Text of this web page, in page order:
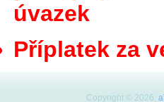
úvazek
Příplatek za
Copyright © 2026,